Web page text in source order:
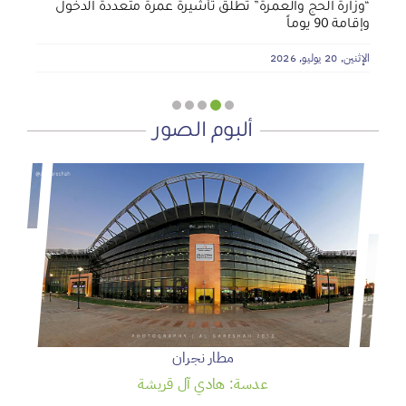
“وزارة الحج والعمرة” تطلق تأشيرة عمرة متعددة الدخول
وإقامة 90 يوماً
الإثنين, 20 يوليو, 2026
ألبوم الصور
مطار نجران
عدسة: هادي آل قريشة